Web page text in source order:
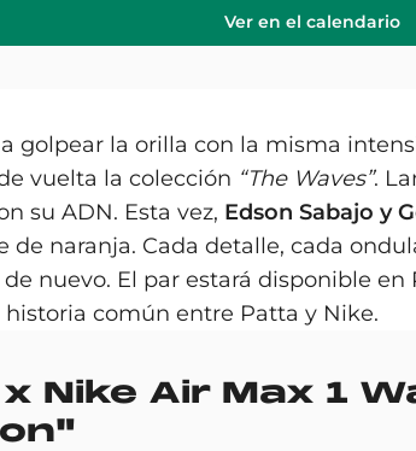
Ver en el calendario
golpear la orilla con la misma
vuelta la colección “The Waves”.
su ADN. Esta vez, Edson Sabajo y
naranja. Cada detalle, cada
nuevo. El par estará disponible en
común entre Patta y Nike.
Nike Air Max 1